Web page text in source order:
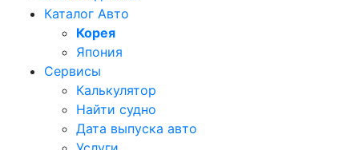
Каталог Авто
Корея
Япония
Сервисы
Калькулятор
Найти судно
Дата выпуска авто